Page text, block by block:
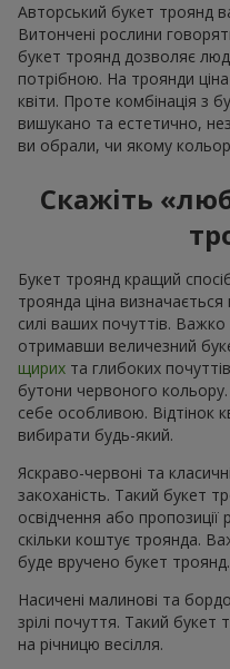
Авторський букет троянд
Витончені рослини
букет троянд дозволяє
потрібною. На троянди
квіти. Проте комбінація з
вишукано та естетично,
ви обрали, чи якому
Скажіть
Букет троянд кращий
троянда ціна
силі ваших почуттів.
отримавши величезний
щирих та глибоких
бутони червоного
себе особливою. Відтінок
вибирати будь-який.
Яскраво-червоні та
закоханість. Такий букет
освідчення або
скільки коштує троянда.
буде вручено букет троянд.
Насичені малинові та
зрілі почуття. Такий
на річницю весілля.